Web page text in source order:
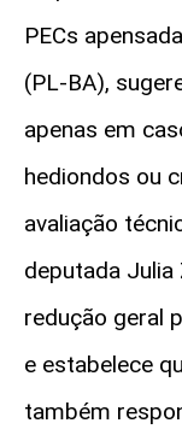
PECs
(PL-BA),
apenas em
hediondos ou
avaliação
deputada Julia
redução geral
e estabelece
também